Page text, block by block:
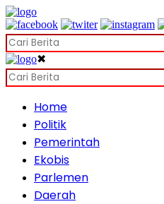
✖
Home
Politik
Pemerintah
Ekobis
Parlemen
Daerah